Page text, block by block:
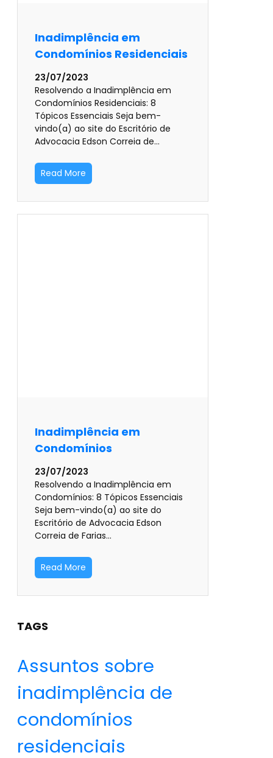
Inadimplência em
Condomínios Residenciais
23/07/2023
Resolvendo a Inadimplência em
Condomínios Residenciais: 8
Tópicos Essenciais Seja bem-
vindo(a) ao site do Escritório de
Advocacia Edson Correia de…
Read More
Inadimplência em
Condomínios
23/07/2023
Resolvendo a Inadimplência em
Condomínios: 8 Tópicos Essenciais
Seja bem-vindo(a) ao site do
Escritório de Advocacia Edson
Correia de Farias…
Read More
TAGS
Assuntos sobre
inadimplência de
condomínios
residenciais